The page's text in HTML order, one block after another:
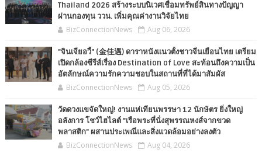
Thailand 2026 สร้างระบบนิเวศเชื่อมทรัพย์สินทางปัญญา
ผ่านกองทุน ววน. เพิ่มคุณค่างานวิจัยไทย
BizConnectionNews Aug 06, 2026
"จินเจียอวี้" (金佳遇) ดาราหนังแนวตั้งชาวจีนเยือนไทย เตรียม
เปิดกล้องซีรีส์เรื่อง Destination of Love สะท้อนถึงความเป็น
อัตลักษณ์ความรักความชอบในสถานที่ที่ได้มาสัมผัส
BizConnectionNews Aug 05, 2026
วัดดวงแขจัดใหญ่! งานแห่เทียนพรรษา 12 นักษัตร ยิ่งใหญ่
อลังการ โชว์ไฮไลต์ "เรือพระที่นั่งสุพรรณหงส์จากขวด
พลาสติก" ผสานประเพณีและสิ่งแวดล้อมอย่างลงตัว
BizConnectionNews Aug 04, 2026